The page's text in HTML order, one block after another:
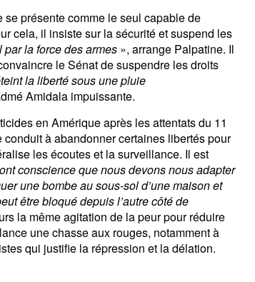
se présente comme le seul capable de
cela, il insiste sur la sécurité et suspend les
la force des armes », arrange Palpatine. Il
le Sénat de suspendre les droits
la liberté sous une pluie
Amidala impuissante.
en Amérique après les attentats du 11
à abandonner certaines libertés pour
les écoutes et la surveillance. Il est
conscience que nous devons nous adapter
une bombe au sous-sol d’une maison et
être bloqué depuis l’autre côté de
la même agitation de la peur pour réduire
une chasse aux rouges, notamment à
qui justifie la répression et la délation.